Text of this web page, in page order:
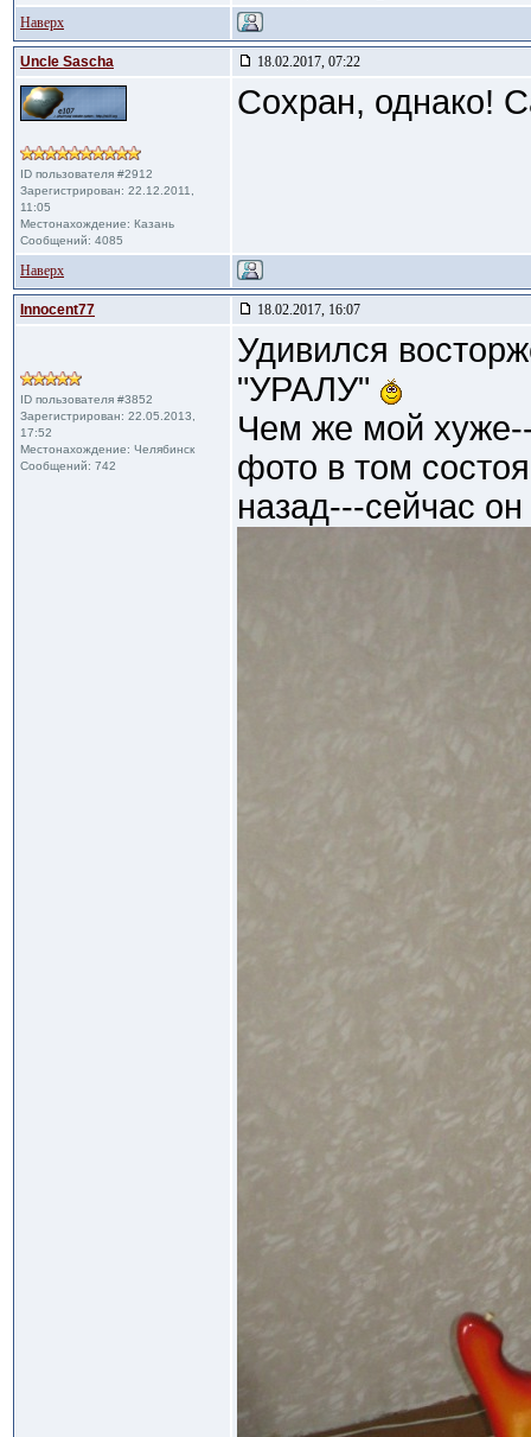
Наверх
Uncle Sascha 18.02.2017, 07:22
ID пользователя #2912
Зарегистрирован: 22.12.2011,
11:05
Местонахождение: Казань
Сообщений: 4085
Сохран, однако!
Наверх
Innocent77 18.02.2017, 16:07
ID пользователя #3852
Зарегистрирован: 22.05.2013,
17:52
Местонахождение: Челябинск
Сообщений: 742
Удивился
"УРАЛУ"
Чем же мой
фото в том
назад---сейчас